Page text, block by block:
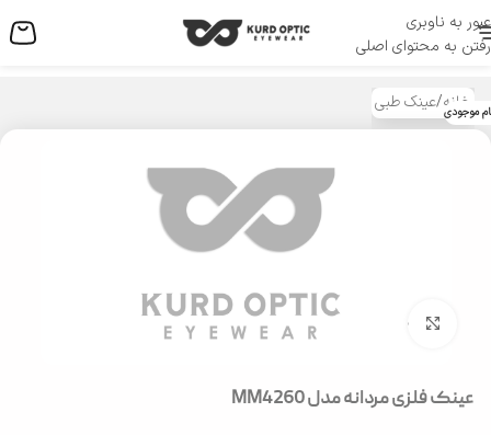
عبور به ناوبری
رفتن به محتوای اصلی
منو
خانه/عینک طبی موجودی
بزرگنمایی تصویر
عینک فلزی مردانه مدل MM4260